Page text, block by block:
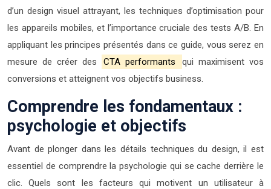
d’un design visuel attrayant, les techniques d’optimisation pour
les appareils mobiles, et l’importance cruciale des tests A/B. En
appliquant les principes présentés dans ce guide, vous serez en
mesure de créer des
CTA performants
qui maximisent vos
conversions et atteignent vos objectifs business.
Comprendre les fondamentaux :
psychologie et objectifs
Avant de plonger dans les détails techniques du design, il est
essentiel de comprendre la psychologie qui se cache derrière le
clic. Quels sont les facteurs qui motivent un utilisateur à